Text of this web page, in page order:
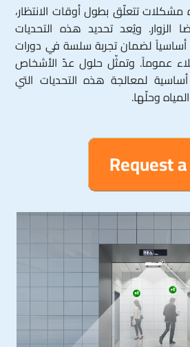
مشكلات تتعلّق بطول أوقات الانتظار،
الزوار. ويُعد تحديد هذه التحديات
أساسياً لضمان تجربة سلسة في دورات
عموماً. وتمثّل حلول عدّ الأشخاص
أساسية لمعالجة هذه التحديات التي
وحلّها.
Request